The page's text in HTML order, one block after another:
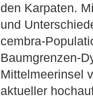
den Karpaten.
und
cembra-
Baumgrenzen-
Mittelmeerinsel
aktueller